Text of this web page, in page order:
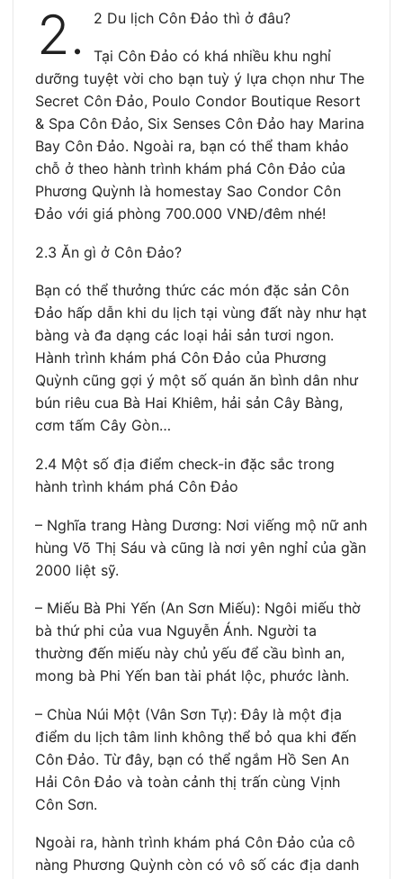
2. 2 Du lịch Côn Đảo thì ở đâu?
Tại Côn Đảo có khá nhiều khu nghỉ
dưỡng tuyệt vời cho bạn tuỳ ý lựa chọn như The
Secret Côn Đảo, Poulo Condor Boutique Resort
& Spa Côn Đảo, Six Senses Côn Đảo hay Marina
Bay Côn Đảo. Ngoài ra, bạn có thể tham khảo
chỗ ở theo hành trình khám phá Côn Đảo của
Phương Quỳnh là homestay Sao Condor Côn
Đảo với giá phòng 700.000 VNĐ/đêm nhé!
2.3 Ăn gì ở Côn Đảo?
Bạn có thể thưởng thức các món đặc sản Côn
Đảo hấp dẫn khi du lịch tại vùng đất này như hạt
bàng và đa dạng các loại hải sản tươi ngon.
Hành trình khám phá Côn Đảo của Phương
Quỳnh cũng gợi ý một số quán ăn bình dân như
bún riêu cua Bà Hai Khiêm, hải sản Cây Bàng,
cơm tấm Cây Gòn…
2.4 Một số địa điểm check-in đặc sắc trong
hành trình khám phá Côn Đảo
– Nghĩa trang Hàng Dương: Nơi viếng mộ nữ anh
hùng Võ Thị Sáu và cũng là nơi yên nghỉ của gần
2000 liệt sỹ.
– Miếu Bà Phi Yến (An Sơn Miếu): Ngôi miếu thờ
bà thứ phi của vua Nguyễn Ánh. Người ta
thường đến miếu này chủ yếu để cầu bình an,
mong bà Phi Yến ban tài phát lộc, phước lành.
– Chùa Núi Một (Vân Sơn Tự): Đây là một địa
điểm du lịch tâm linh không thể bỏ qua khi đến
Côn Đảo. Từ đây, bạn có thể ngắm Hồ Sen An
Hải Côn Đảo và toàn cảnh thị trấn cùng Vịnh
Côn Sơn.
Ngoài ra, hành trình khám phá Côn Đảo của cô
nàng Phương Quỳnh còn có vô số các địa danh